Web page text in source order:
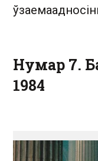
Нумар 7.
1984